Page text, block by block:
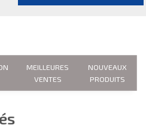
MEILLEURES
VENTES
NOUVEAUX
PRODUITS